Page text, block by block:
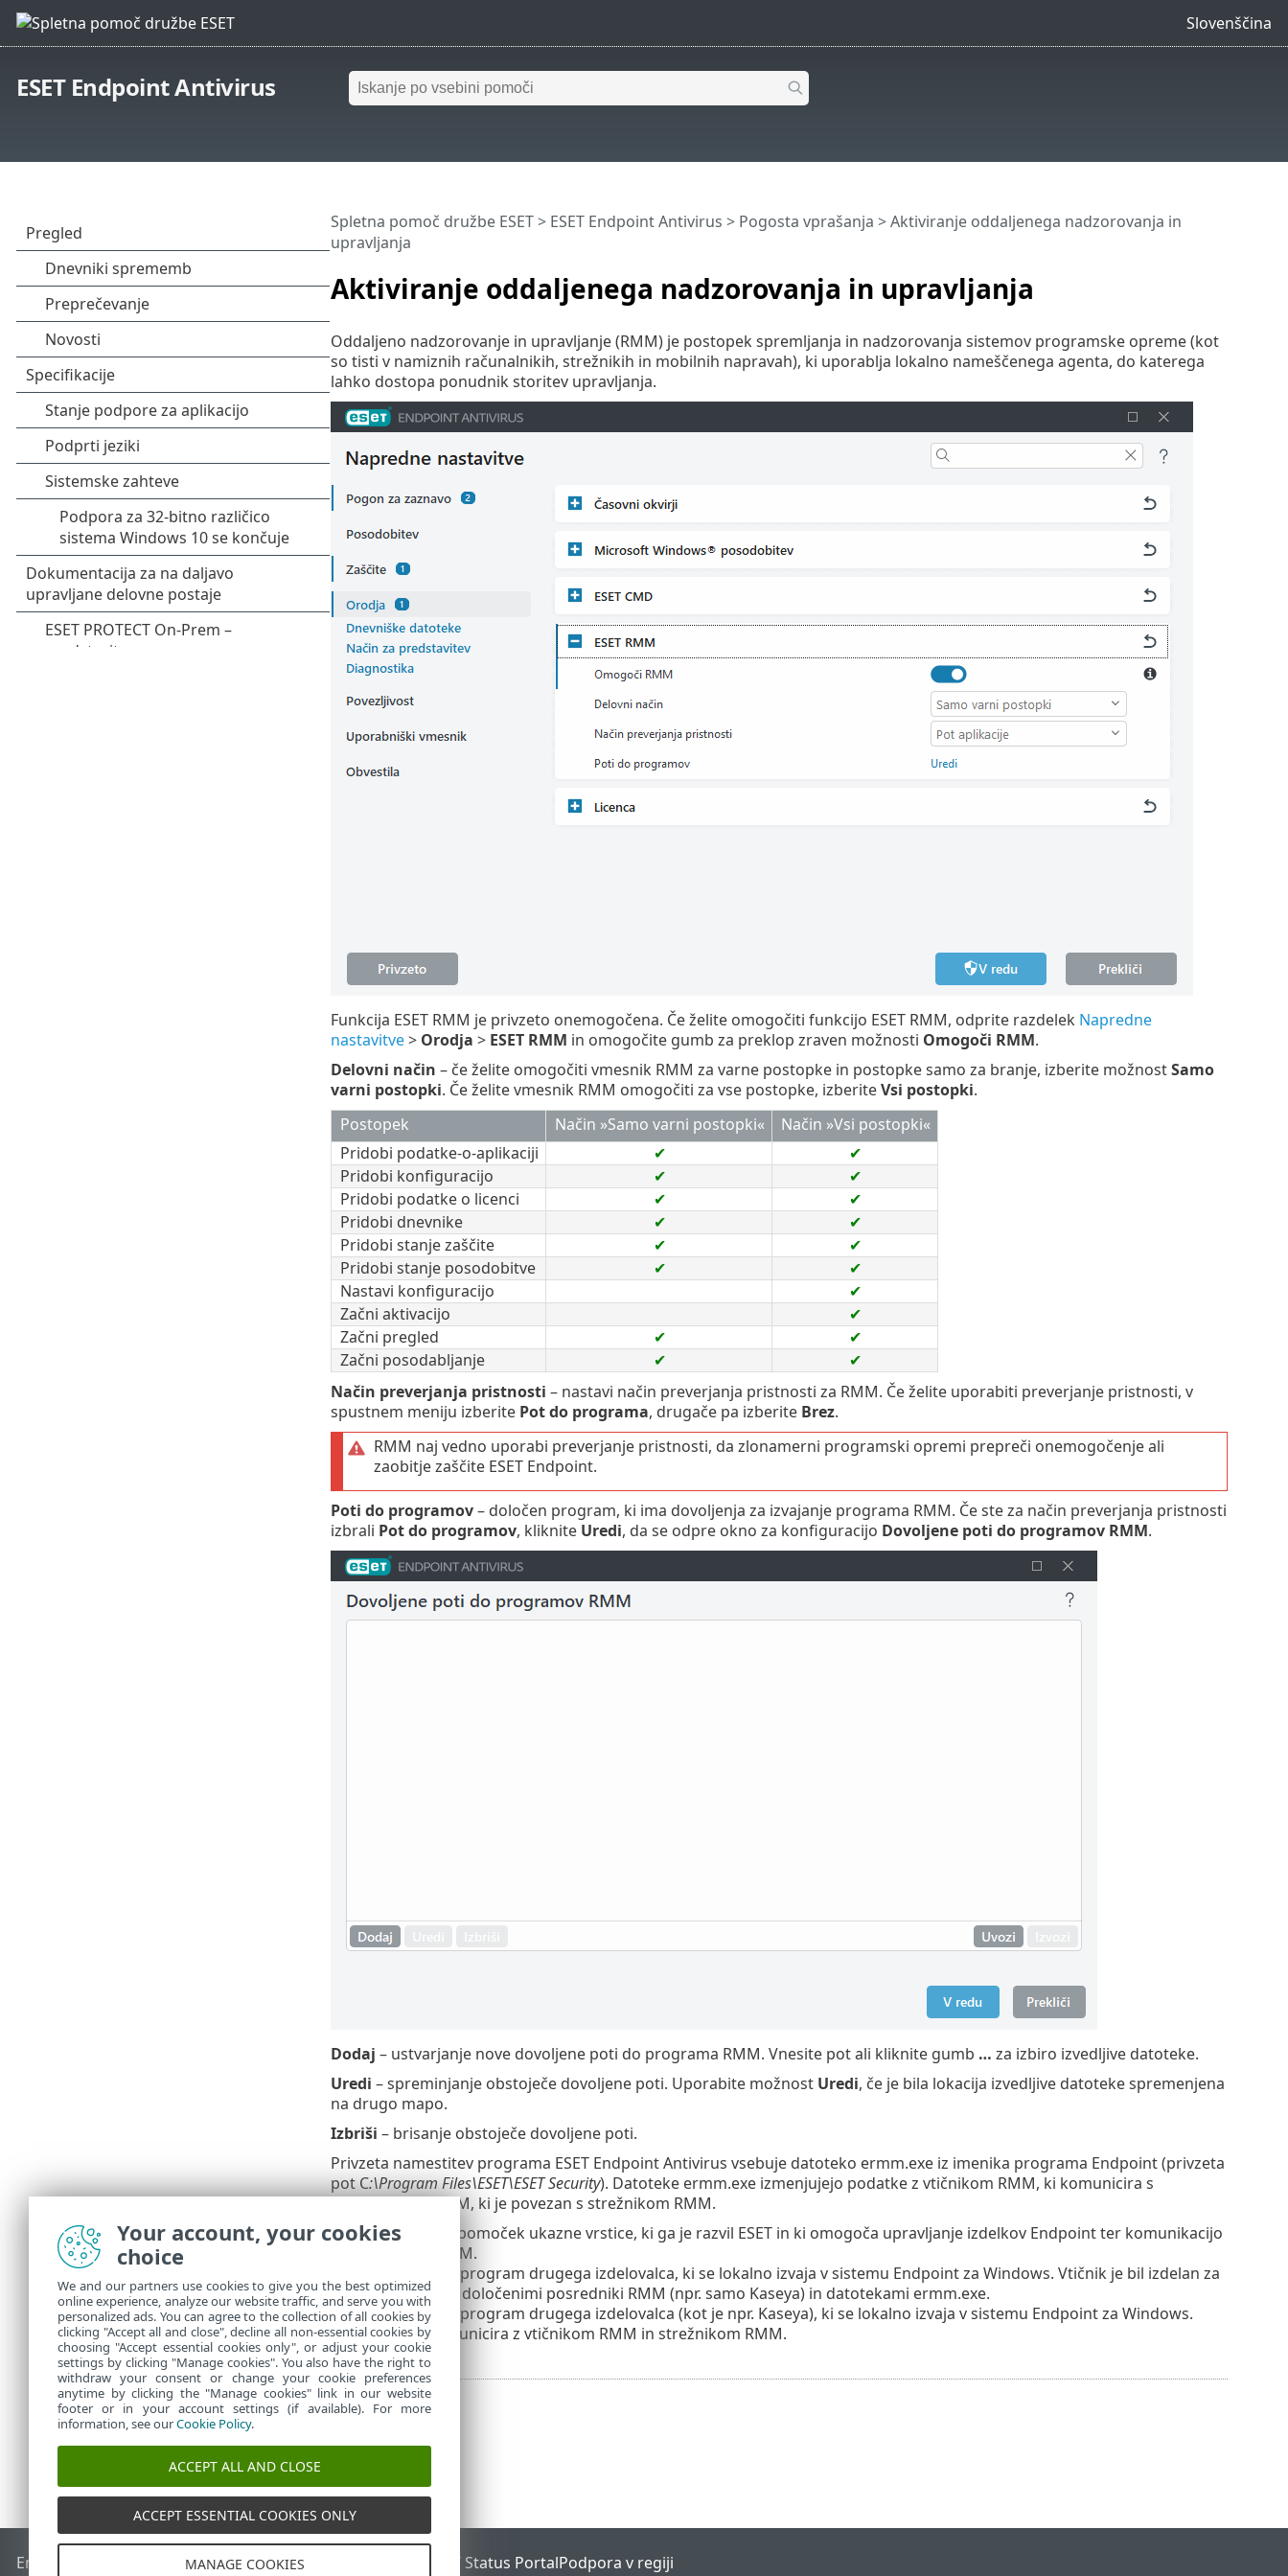
Slovenščina
ESET Endpoint Antivirus
Aktiviranje oddaljenega nadzorovanja in upravljanja
Spletna pomoč družbe ESET> ESET Endpoint Antivirus > Pogosta vprašanja > Aktiviranje oddaljenega nadzorovanja in
upravljanja
Oddaljeno nadzorovanje in upravljanje (RMM) je postopek spremljanja in nadzorovanja sistemov programske opreme (kot
so tisti v namiznih računalnikih, strežnikih in mobilnih napravah), ki uporablja lokalno nameščenega agenta, do katerega
lahko dostopa ponudnik storitev upravljanja.
Funkcija ESET RMM je privzeto onemogočena. Če želite omogočiti funkcijo ESET RMM, odprite razdelek Napredne
nastavitve> Orodja > ESET RMM in omogočite gumb za preklop zraven možnosti Omogoči RMM.
Delovni način – če želite omogočiti vmesnik RMM za varne postopke in postopke samo za branje, izberite možnostSamo
varni postopki. Če želite vmesnik RMM omogočiti za vse postopke, izberiteVsi postopki.
Postopek
Način »Samo varni postopki«
Način »Vsi postopki«
Pridobi podatke-o-aplikaciji
✔
✔
Pridobi konfiguracijo
✔
✔
Pridobi podatke o licenci
✔
✔
Pridobi dnevnike
✔
✔
Pridobi stanje zaščite
✔
✔
Pridobi stanje posodobitve
✔
✔
Nastavi konfiguracijo
✔
Začni aktivacijo
✔
Začni pregled
✔
✔
Začni posodabljanje
✔
✔
Način preverjanja pristnosti – nastavi način preverjanja pristnosti za RMM. Če želite uporabiti preverjanje pristnosti, v
spustnem meniju izberite Pot do programa, drugače pa izberite Brez.
RMM naj vedno uporabi preverjanje pristnosti, da zlonamerni programski opremi prepreči onemogočenje ali
zaobitje zaščite ESET Endpoint.
Poti do programov– določen program, ki ima dovoljenja za izvajanje programa RMM. Če ste za način preverjanja pristnosti
izbrali Pot do programov, kliknite Uredi, da se odpre okno za konfiguracijo Dovoljene poti do programov RMM.
Dodaj – ustvarjanje nove dovoljene poti do programa RMM. Vnesite pot ali kliknite gumb … za izbiro izvedljive datoteke.
Uredi – spreminjanje obstoječe dovoljene poti. Uporabite možnost Uredi, če je bila lokacija izvedljive datoteke spremenjena
na drugo mapo.
Izbriši – brisanje obstoječe dovoljene poti.
Privzeta namestitev programa ESET Endpoint Antivirus vsebuje datoteko ermm.exe iz imenika programa Endpoint (privzeta
pot C:\Program Files\ESET\ESET Security). Datoteke ermm.exe izmenjujejo podatke z vtičnikom RMM, ki komunicira s
posrednikom RMM, ki je povezan s strežnikom RMM.
ermm.exe – pripomoček ukazne vrstice, ki ga je razvil ESET in ki omogoča upravljanje izdelkov Endpoint ter komunikacijo
z vtičnikom RMM.
Vtičnik RMM je program drugega izdelovalca, ki se lokalno izvaja v sistemu Endpoint za Windows. Vtičnik je bil izdelan za
komunikacijo z določenimi posredniki RMM (npr. samo Kaseya) in datotekami ermm.exe.
Vtičnik RMM je program drugega izdelovalca (kot je npr. Kaseya), ki se lokalno izvaja v sistemu Endpoint za Windows.
Posrednik komunicira z vtičnikom RMM in strežnikom RMM.
End of Life Zbirka znanja družbe ESETForum družbe ESET ESET Status PortalPodpora v regiji
Your account, your cookies
choice
We and our partners use cookies to give you the best optimized
online experience, analyze our website traffic, and serve you with
personalized ads. You can agree to the collection of all cookies by
clicking "Accept all and close", decline all non-essential cookies by
choosing "Accept essential cookies only", or adjust your cookie
settings by clicking "Manage cookies". You also have the right to
withdraw your consent or change your cookie preferences
anytime by clicking the "Manage cookies" link in our website
footer or in your account settings (if available). For more
information, see ourCookie Policy.
ACCEPT ALL AND CLOSE
ACCEPT ESSENTIAL COOKIES ONLY
MANAGE COOKIES